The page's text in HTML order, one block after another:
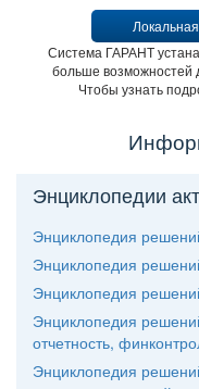
Система ГАРАНТ
ольше возможностей
Чтобы узнать
Энциклопедии
Энциклопедия
Энциклопедия
Энциклопедия
Энциклопедия
отчетность,
Энциклопедия